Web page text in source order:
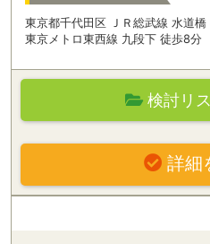
東京都千代田区 ＪＲ総武線 水道橋
東京メトロ東西線 九段下 徒歩8分
検討リ
詳細